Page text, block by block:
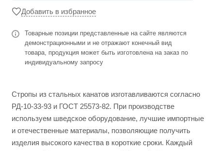
Добавить в избранное
Товарные позиции представленные на сайте являются
демонстрационными и не отражают конечный вид
товара, продукция может быть изготовлена на заказ по
индивидуальному запросу
Стропы из стальных канатов изготавливаются согласно
РД-10-33-93 и ГОСТ 25573-82. При производстве
используем шведское оборудование, лучшие импортные
и отечественные материалы, позволяющие получить
изделия высокого качества в короткие сроки. Каждый